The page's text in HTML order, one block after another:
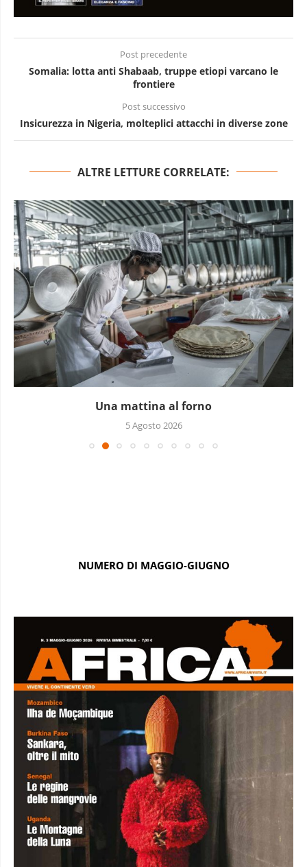
Post precedente
Somalia: lotta anti Shabaab, truppe etiopi varcano le
frontiere
Post successivo
Insicurezza in Nigeria, molteplici attacchi in diverse zone
ALTRE LETTURE CORRELATE:
Piccoli grandi sequestri
4 Agosto 2026
NUMERO DI MAGGIO-GIUGNO